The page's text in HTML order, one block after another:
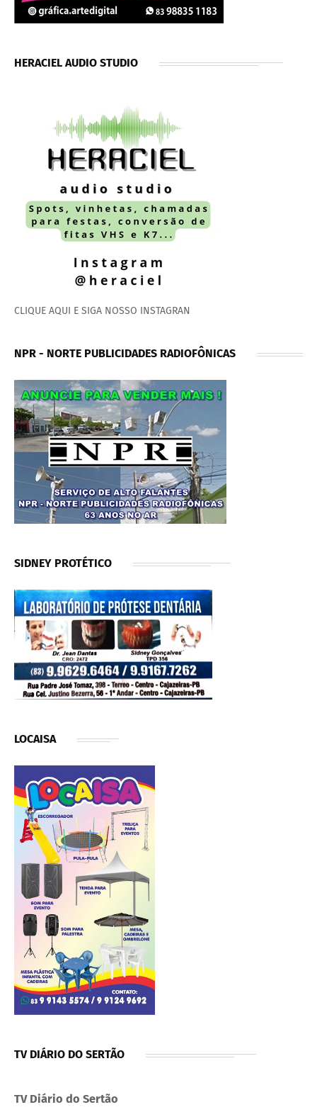
HERACIEL AUDIO STUDIO
CLIQUE AQUI E SIGA NOSSO INSTAGRAN
NPR - NORTE PUBLICIDADES RADIOFÔNICAS
SIDNEY PROTÉTICO
LOCAISA
TV DIÁRIO DO SERTÃO
TV Diário do Sertão